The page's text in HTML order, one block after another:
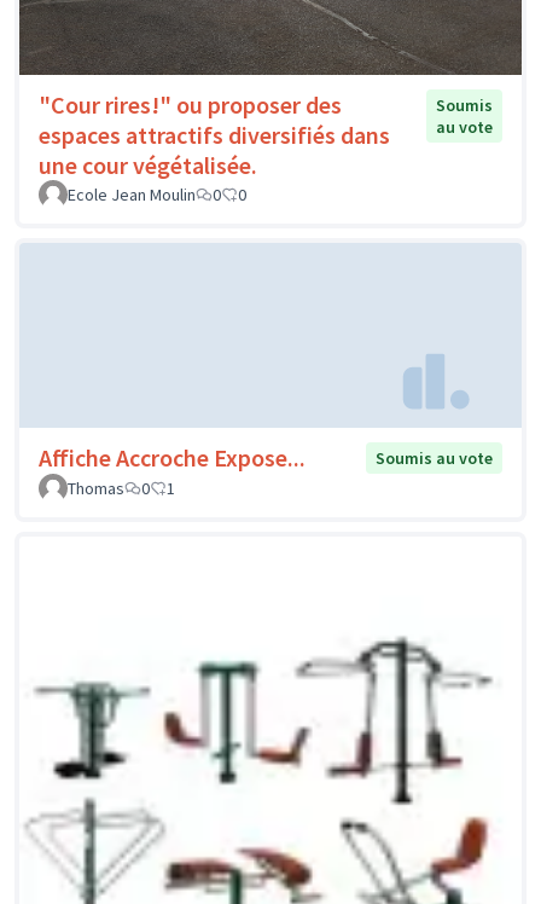
"Cour rires!" ou proposer des
espaces attractifs diversifiés dans
une cour végétalisée.
Soumis
au vote
Ecole Jean Moulin 0 0
Affiche Accroche Expose...
Soumis au vote
Thomas
0 1